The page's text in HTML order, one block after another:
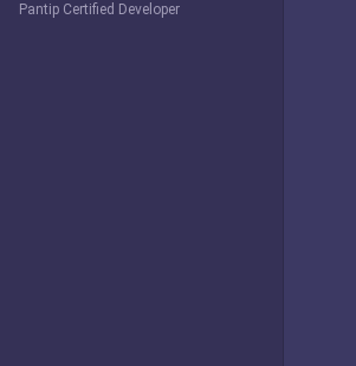
Pantip Certified Developer